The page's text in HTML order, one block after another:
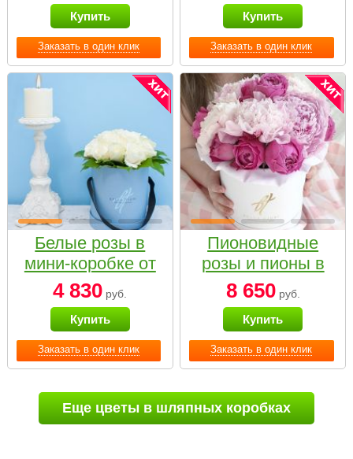
Заказать в один клик
Купить
Заказать в один клик
Купить
Заказать в один клик
Белые розы в
мини-коробке от
Bella Fiori
4 830 руб.
Купить
Заказать в один клик
Пионовидные
розы и пионы в
белой коробке
Small
8 650руб.
Купить
Еще цветы в шляпных коробках